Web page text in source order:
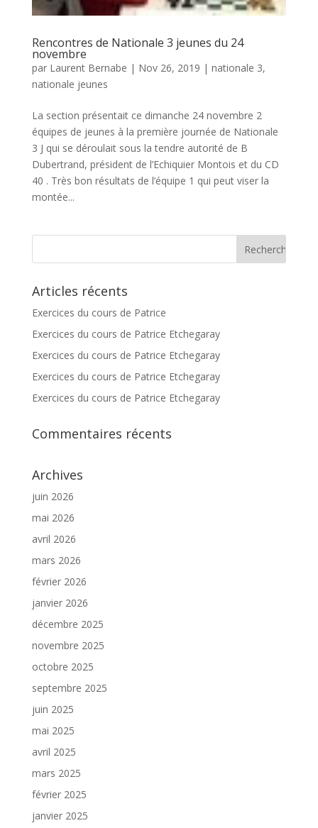
Rencontres de Nationale 3 jeunes du 24
novembre
par Laurent Bernabe | Nov 26, 2019 | nationale 3,
nationale jeunes
La section présentait ce dimanche 24 novembre 2
équipes de jeunes à la première journée de Nationale
3 J qui se déroulait sous la tendre autorité de B
Dubertrand, président de l’Echiquier Montois et du CD
40 . Très bon résultats de l’équipe 1 qui peut viser la
montée...
Articles récents
Exercices du cours de Patrice
Exercices du cours de Patrice Etchegaray
Exercices du cours de Patrice Etchegaray
Exercices du cours de Patrice Etchegaray
Exercices du cours de Patrice Etchegaray
Commentaires récents
Archives
juin 2026
mai 2026
avril 2026
mars 2026
février 2026
janvier 2026
décembre 2025
novembre 2025
octobre 2025
septembre 2025
juin 2025
mai 2025
avril 2025
mars 2025
février 2025
janvier 2025